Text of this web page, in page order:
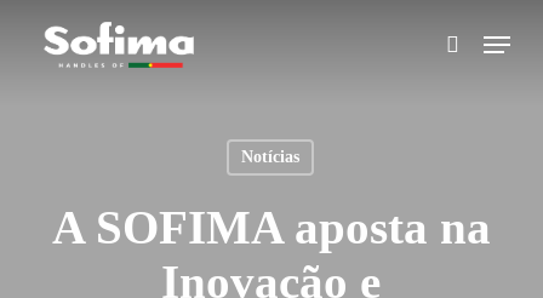
search
Menu
Notícias
A SOFIMA aposta na
Inovação e